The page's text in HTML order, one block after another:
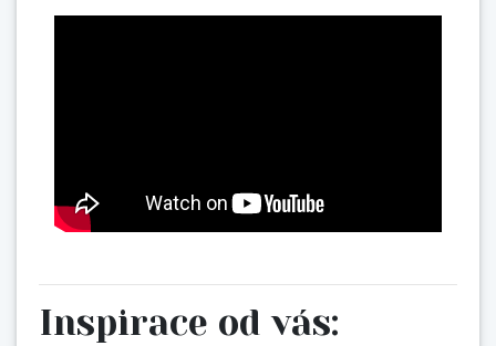
Inspirace od vás: